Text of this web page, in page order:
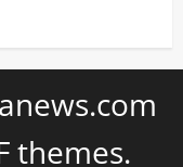
themes.